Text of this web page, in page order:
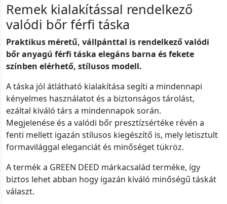
Remek kialakítással rendelkező
valódi bőr férfi táska
Praktikus méretű, vállpánttal is rendelkező valódi
bőr anyagú férfi táska elegáns barna és fekete
színben elérhető, stílusos modell.
A táska jól átlátható kialakítása segíti a mindennapi
kényelmes használatot és a biztonságos tárolást,
ezáltal kiváló társ a mindennapok során.
Megjelenése és a valódi bőr presztízsértéke révén a
fenti mellett igazán stílusos kiegészítő is, mely letisztult
formavilággal eleganciát és minőséget tükröz.
A termék a GREEN DEED márkacsalád terméke, így
biztos lehet abban hogy igazán kiváló minőségű táskát
választ.